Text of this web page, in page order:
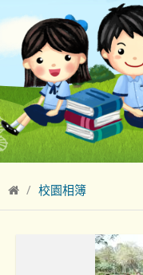
校園相簿